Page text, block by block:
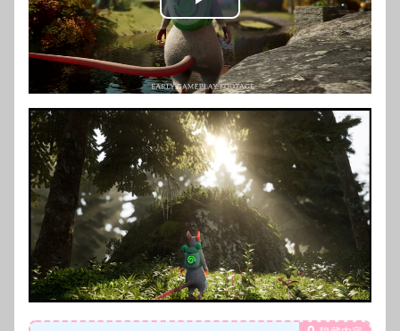
Play
Video